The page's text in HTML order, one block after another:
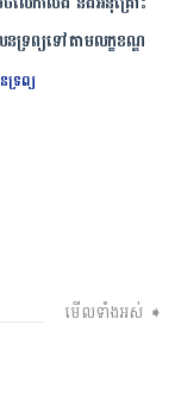
ទ្រព្យ​ទៅតាមលក្ខខណ្ឌ
រព្យ
មើលទាំងអស់ ➧